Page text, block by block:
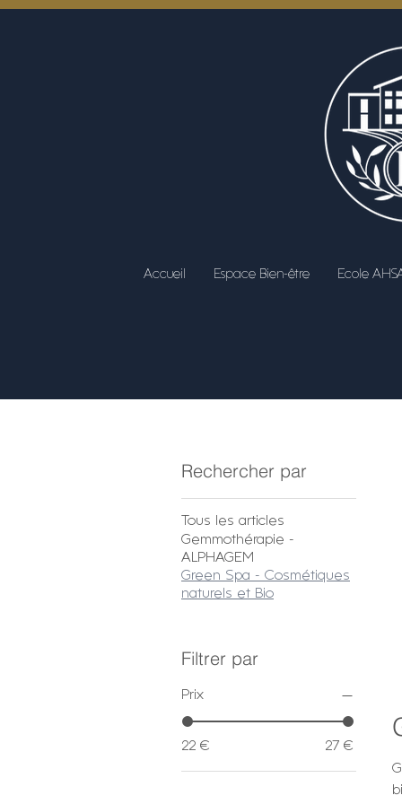
Accueil Espace Bien-être Ecole
Rechercher par
Tous les articles
Gemmothérapie -
ALPHAGEM
Green Spa - Cosmétiques
naturels et Bio
Filtrer par
Prix
22 € 27 €